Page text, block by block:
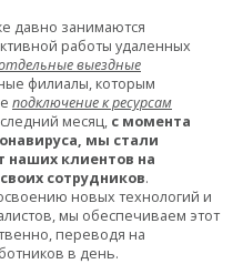
давно занимаются
работы удаленных
выездные
филиалы, которым
подключение к ресурсам
месяц, с момента
мы стали
наших клиентов на
сотрудников.
новых технологий и
мы обеспечиваем этот
переводя на
в день.